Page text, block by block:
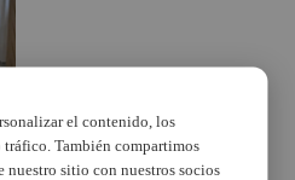
el contenido, los
También compartimos
nuestro sitio con nuestros socios